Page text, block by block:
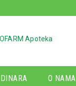
O NAMA